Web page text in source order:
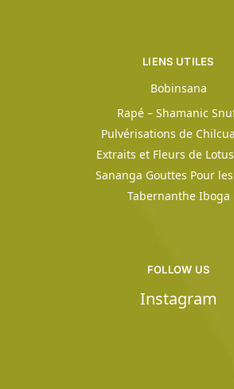
LIENS UTILES
Bobinsana
Rapé – Shamanic
Pulvérisations de
Extraits et Fleurs de
Sananga Gouttes Pour
Tabernanthe Iboga
FOLLOW US
Instagram